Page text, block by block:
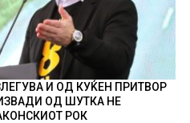
И ОД КУЌЕН ПРИТВОР
ОД ШУТКА НЕ
РОК